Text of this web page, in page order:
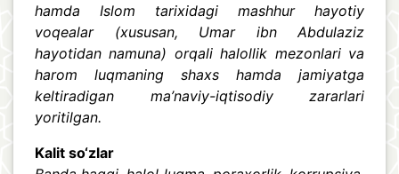
hamda Islom tarixidagi mashhur hayotiy
voqealar (xususan, Umar ibn Abdulaziz
hayotidan namuna) orqali halollik mezonlari va
harom luqmaning shaxs hamda jamiyatga
keltiradigan ma’naviy-iqtisodiy zararlari
yoritilgan.
Kalit so‘zlar